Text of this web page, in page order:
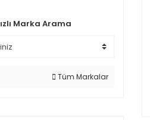
Marka Arama
Tüm Markalar